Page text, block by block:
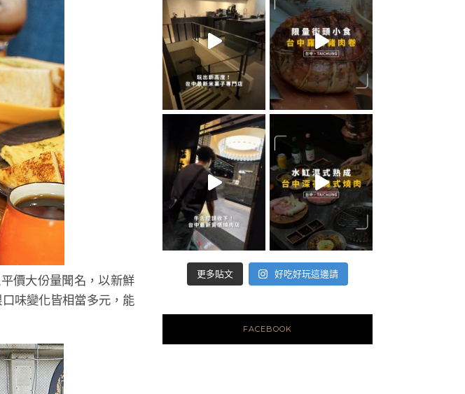
價大份量聞名，以新鮮
味變化皆相當多元，能
更多貼文 好吃好玩這邊請
FACEBOOK